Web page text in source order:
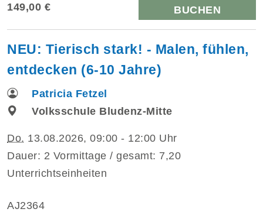
149,00 € BUCHEN
NEU: Tierisch stark! - Malen, fühlen,
entdecken (6-10 Jahre)
Patricia Fetzel
Volksschule Bludenz-Mitte
Do. 13.08.2026, 09:00 - 12:00 Uhr
Dauer: 2 Vormittage / gesamt: 7,20
Unterrichtseinheiten
AJ2364